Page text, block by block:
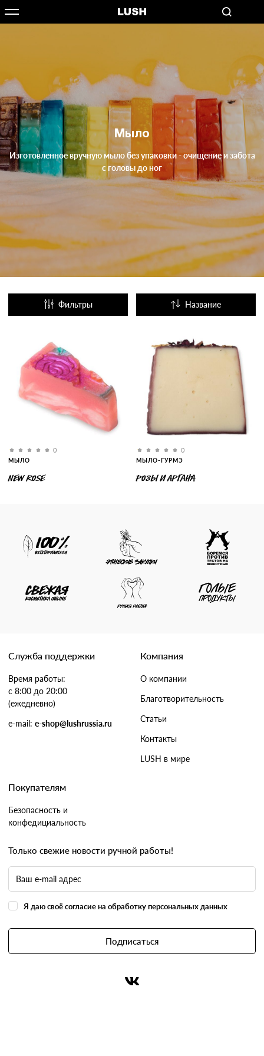
Мыло
Изготовленное вручную мыло без упаковки - очищение и забота
с головы до ног
Фильтры Название
0
МЫЛО
NEW ROSE
0
МЫЛО-ГУРМЭ
РОЗЫ И АРГАНА
Служба поддержки
Время работы:
с 8:00 до 20:00
(ежедневно)
e-mail: e-shop@lushrussia.ru
Компания
О компании
Благотворительность
Статьи
Контакты
LUSH в мире
Покупателям
Безопасность и
конфедициальность
Только свежие новости ручной работы!
Я даю своё согласие на обработку персональных данных
Подписаться